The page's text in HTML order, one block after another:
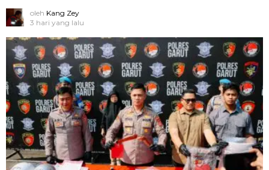
oleh Kang Zey
3 hari yang lalu